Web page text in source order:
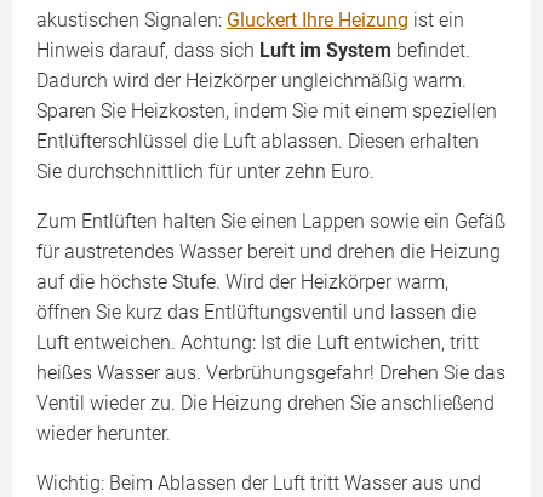
akustischen Signalen: Gluckert Ihre Heizung ist ein
Hinweis darauf, dass sich Luft im System befindet.
Dadurch wird der Heizkörper ungleichmäßig warm.
Sparen Sie Heizkosten, indem Sie mit einem speziellen
Entlüfterschlüssel die Luft ablassen. Diesen erhalten
Sie durchschnittlich für unter zehn Euro.
Zum Entlüften halten Sie einen Lappen sowie ein Gefäß
für austretendes Wasser bereit und drehen die Heizung
auf die höchste Stufe. Wird der Heizkörper warm,
öffnen Sie kurz das Entlüftungsventil und lassen die
Luft entweichen. Achtung: Ist die Luft entwichen, tritt
heißes Wasser aus. Verbrühungsgefahr! Drehen Sie das
Ventil wieder zu. Die Heizung drehen Sie anschließend
wieder herunter.
Wichtig: Beim Ablassen der Luft tritt Wasser aus und